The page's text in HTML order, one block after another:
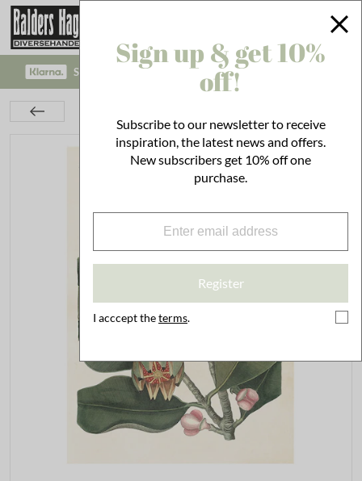
SAFE PAYMENT WITH KLARNA CHECKOUT!
Sign up & get 10%
off!
Subscribe to our newsletter to receive
inspiration, the latest news and offers.
New subscribers get 10% off one
purchase.
Register
I acccept theterms.